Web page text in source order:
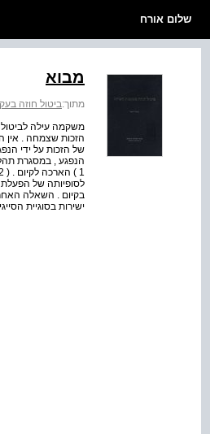
שלום אורח
מבוא
מתוך:ביטול חוזה
משקמה עילה
הזכות שצמחה . אין
של הזכות על ידי
הנפגע , במסגרת
לסופיותה של
בקיום . השאלה
ישירות בסוגיית